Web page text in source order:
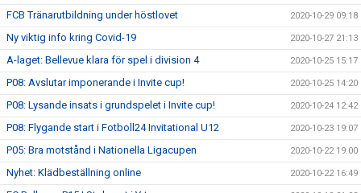
FCB Tränarutbildning under höstlovet 2020-10-29 09:18
Ny viktig info kring Covid-19 2020-10-27 21:13
A-laget: Bellevue klara för spel i division 4 2020-10-25 15:17
P08: Avslutar imponerande i Invite cup! 2020-10-25 14:20
P08: Lysande insats i grundspelet i Invite cup! 2020-10-24 12:42
P08: Flygande start i Fotboll24 Invitational U12 2020-10-23 19:07
P05: Bra motstånd i Nationella Ligacupen 2020-10-22 19:00
Nyhet: Klädbeställning online 2020-10-22 16:49